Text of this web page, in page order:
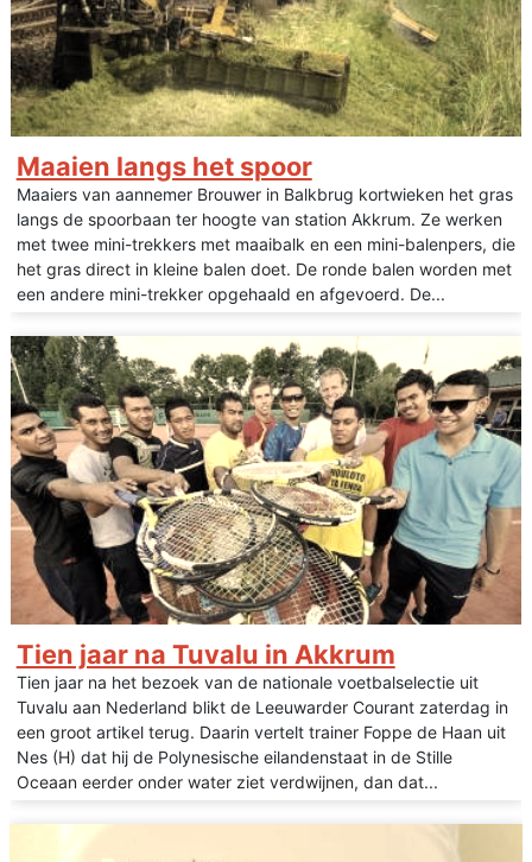
Maaien langs het spoor
Maaiers van aannemer Brouwer in Balkbrug kortwieken het gras
langs de spoorbaan ter hoogte van station Akkrum. Ze werken
met twee mini-trekkers met maaibalk en een mini-balenpers, die
het gras direct in kleine balen doet. De ronde balen worden met
een andere mini-trekker opgehaald en afgevoerd. De...
Tien jaar na Tuvalu in Akkrum
Tien jaar na het bezoek van de nationale voetbalselectie uit
Tuvalu aan Nederland blikt de Leeuwarder Courant zaterdag in
een groot artikel terug. Daarin vertelt trainer Foppe de Haan uit
Nes (H) dat hij de Polynesische eilandenstaat in de Stille
Oceaan eerder onder water ziet verdwijnen, dan dat...